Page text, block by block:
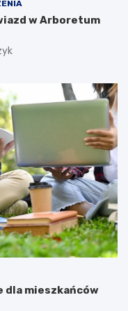
w Arboretum
dla mieszkańców